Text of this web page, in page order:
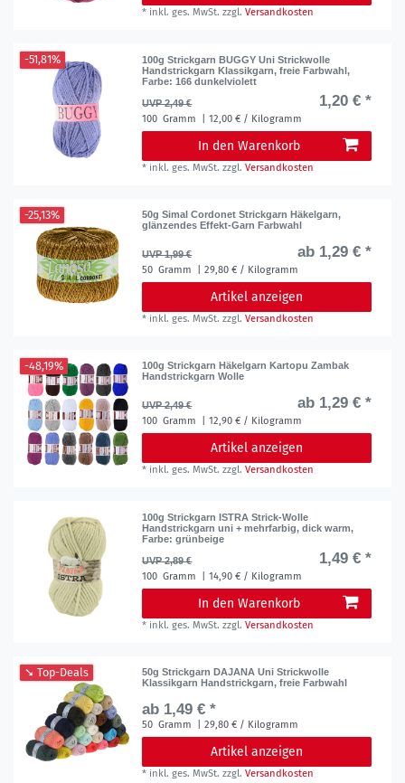
* inkl. ges. MwSt. zzgl.Versandkosten
-51,81%
100g Strickgarn BUGGY Uni Strickwolle
Handstrickgarn Klassikgarn, freie Farbwahl,
Farbe: 166 dunkelviolett
UVP 2,49 €
1,20 € *
100 Gramm | 12,00 € / Kilogramm
In den Warenkorb
* inkl. ges. MwSt. zzgl.Versandkosten
-25,13%
50g Simal Cordonet Strickgarn Häkelgarn,
glänzendes Effekt-Garn Farbwahl
UVP 1,99 € ab 1,29 € *
50 Gramm | 29,80 € / Kilogramm
Artikel anzeigen
* inkl. ges. MwSt. zzgl.Versandkosten
-48,19%
100g Strickgarn Häkelgarn Kartopu Zambak
Handstrickgarn Wolle
UVP 2,49 € ab 1,29 € *
100 Gramm | 12,90 € / Kilogramm
Artikel anzeigen
* inkl. ges. MwSt. zzgl.Versandkosten
100g Strickgarn ISTRA Strick-Wolle
Handstrickgarn uni + mehrfarbig, dick warm,
Farbe: grünbeige
UVP 2,89 €
1,49 € *
100 Gramm | 14,90 € / Kilogramm
In den Warenkorb
* inkl. ges. MwSt. zzgl.Versandkosten
➘ Top-Deals
50g Strickgarn DAJANA Uni Strickwolle
Klassikgarn Handstrickgarn, freie Farbwahl
ab 1,49 € *
50 Gramm | 29,80 € / Kilogramm
Artikel anzeigen
* inkl. ges. MwSt. zzgl.Versandkosten